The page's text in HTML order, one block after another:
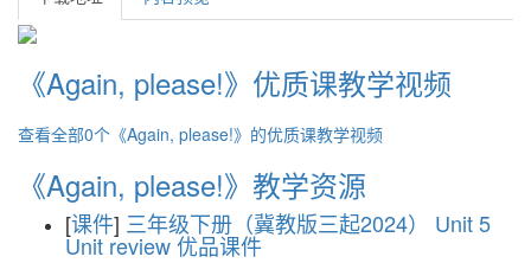
《Again, please!》优质课教学视频
查看全部0个《Again, please!》的优质课教学视频
《Again, please!》教学资源
[课件] 三年级下册（冀教版三起2024） Unit 5
Unit review 优品课件